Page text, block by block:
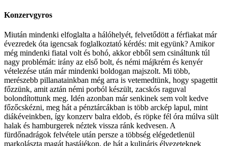
Konzervgyros
Miután mindenki elfoglalta a hálóhelyét, felvetődött a férfiakat már
évezredek óta igencsak foglalkoztató kérdés: mit együnk? Amikor
még mindenki fiatal volt és bohó, akkor ebből sem csináltunk túl
nagy problémát: irány az első bolt, és némi májkrém és kenyér
vételezése után már mindenki boldogan majszolt. Mi több,
merészebb pillanatainkban még arra is vetemedtünk, hogy spagettit
főzzünk, amit aztán némi porból készült, zacskós raguval
bolondítottunk meg. Idén azonban már senkinek sem volt kedve
főzőcskézni, meg hát a pénztárcákban is több arckép lapul, mint
diákéveinkben, így konzerv balra eldob, és röpke fél óra múlva sült
halak és hamburgerek néztek vissza ránk kedvesen. A
fürdőnadrágok felvétele után persze a többség elégedetlenül
markolászta magát hastájékon, de hát a kulináris élvezeteknek